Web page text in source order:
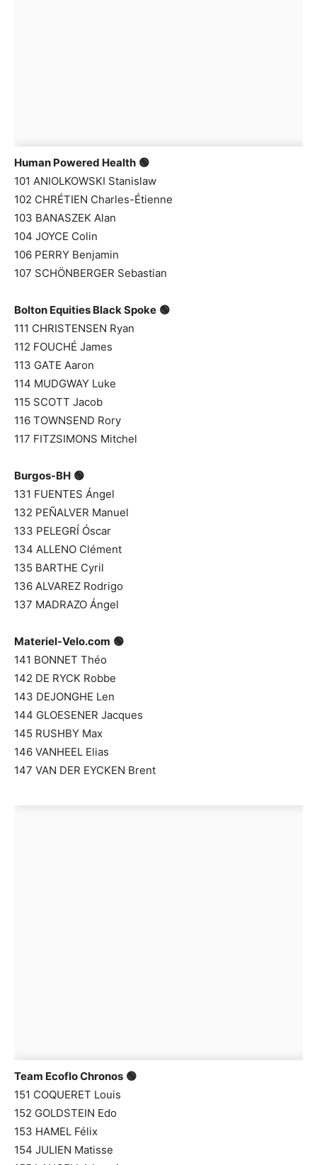
Human Powered Health 🟢
101 ANIOLKOWSKI Stanislaw
102 CHRÉTIEN Charles-Étienne
103 BANASZEK Alan
104 JOYCE Colin
106 PERRY Benjamin
107 SCHÖNBERGER Sebastian
Bolton Equities Black Spoke 🟢
111 CHRISTENSEN Ryan
112 FOUCHÉ James
113 GATE Aaron
114 MUDGWAY Luke
115 SCOTT Jacob
116 TOWNSEND Rory
117 FITZSIMONS Mitchel
Burgos-BH 🟢
131 FUENTES Ángel
132 PEÑALVER Manuel
133 PELEGRÍ Óscar
134 ALLENO Clément
135 BARTHE Cyril
136 ALVAREZ Rodrigo
137 MADRAZO Ángel
Materiel-Velo.com 🟢
141 BONNET Théo
142 DE RYCK Robbe
143 DEJONGHE Len
144 GLOESENER Jacques
145 RUSHBY Max
146 VANHEEL Elias
147 VAN DER EYCKEN Brent
Team Ecoflo Chronos 🟢
151 COQUERET Louis
152 GOLDSTEIN Edo
153 HAMEL Félix
154 JULIEN Matisse